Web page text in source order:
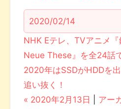
2020/02/14
NHK Eテレ、TVアニメ
Neue These』を全24話
2020年はSSDがHDDを
追い抜く！
« 2020年2月13日
アー